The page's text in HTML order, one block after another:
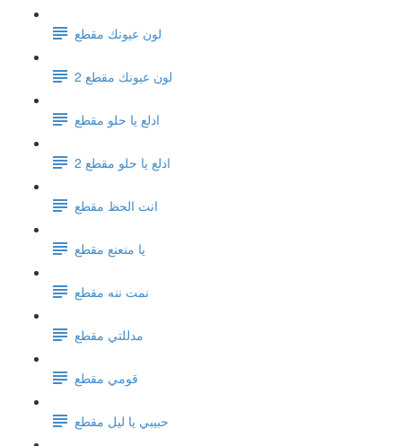
لون عيونك مقطع
لون عيونك مقطع 2
ادلع يا حلو مقطع
ادلع يا حلو مقطع 2
انت الحظ مقطع
يا منعنع مقطع
نمت ننه مقطع
مدللتي مقطع
قومي مقطع
حبيبي يا ليل مقطع